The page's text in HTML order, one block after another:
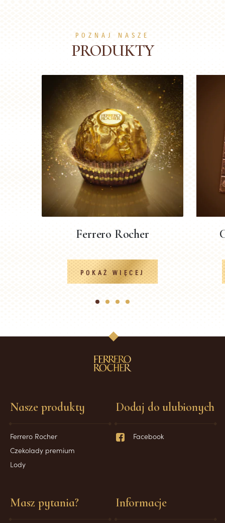
POZNAJ NASZE
PRODUKTY
Ferrero Rocher
POKAŻ WIĘCEJ
1 2 3 4
Nasze produkty
Ferrero Rocher
Czekolady premium
Lody
Masz pytania? Informacje
Dodaj do ulubionych
Facebook